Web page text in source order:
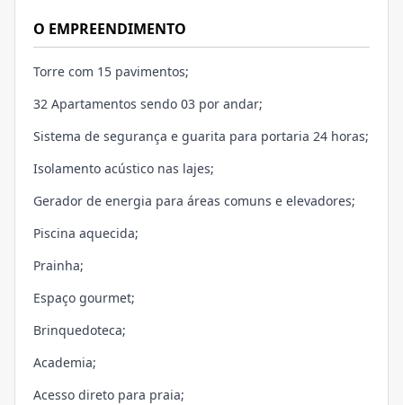
O EMPREENDIMENTO
Torre com 15 pavimentos;
32 Apartamentos sendo 03 por andar;
Sistema de segurança e guarita para portaria 24 horas;
Isolamento acústico nas lajes;
Gerador de energia para áreas comuns e elevadores;
Piscina aquecida;
Prainha;
Espaço gourmet;
Brinquedoteca;
Academia;
Acesso direto para praia;